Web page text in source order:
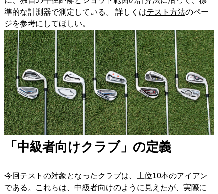
準的な計測器で測定している。 詳しくはテスト方法のペー
ジを参考にしてほしい。
「中級者向けクラブ」の定義
今回テストの対象となったクラブは、上位10本のアイアン
である。これらは、中級者向けのように見えたが、実際に